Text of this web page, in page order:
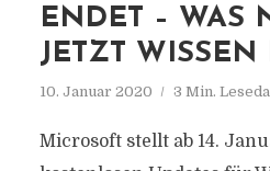
ENDET – WAS
JETZT WISSEN
10. Januar 2020 3 Min.
Microsoft stellt ab 14.